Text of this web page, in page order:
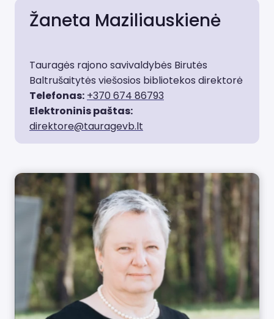
Žaneta Maziliauskienė
Tauragės rajono savivaldybės Birutės
Baltrušaitytės viešosios bibliotekos direktorė
Telefonas: +370 674 86793
Elektroninis paštas:
direktore@tauragevb.lt